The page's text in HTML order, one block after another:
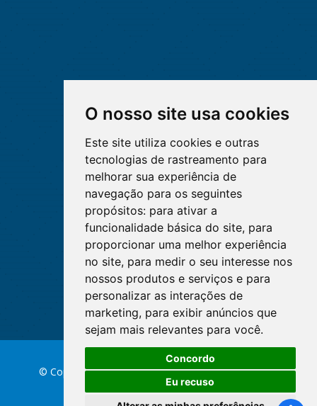
O nosso site usa cookies
Este site utiliza cookies e outras
tecnologias de rastreamento para
melhorar sua experiência de
navegação para os seguintes
propósitos: para ativar a
funcionalidade básica do site, para
proporcionar uma melhor experiência
no site, para medir o seu interesse nos
nossos produtos e serviços e para
personalizar as interações de
marketing, para exibir anúncios que
sejam mais relevantes para você.
Concordo
Eu recuso
© Copyright 2026 Conselho Federal de Enfermagem